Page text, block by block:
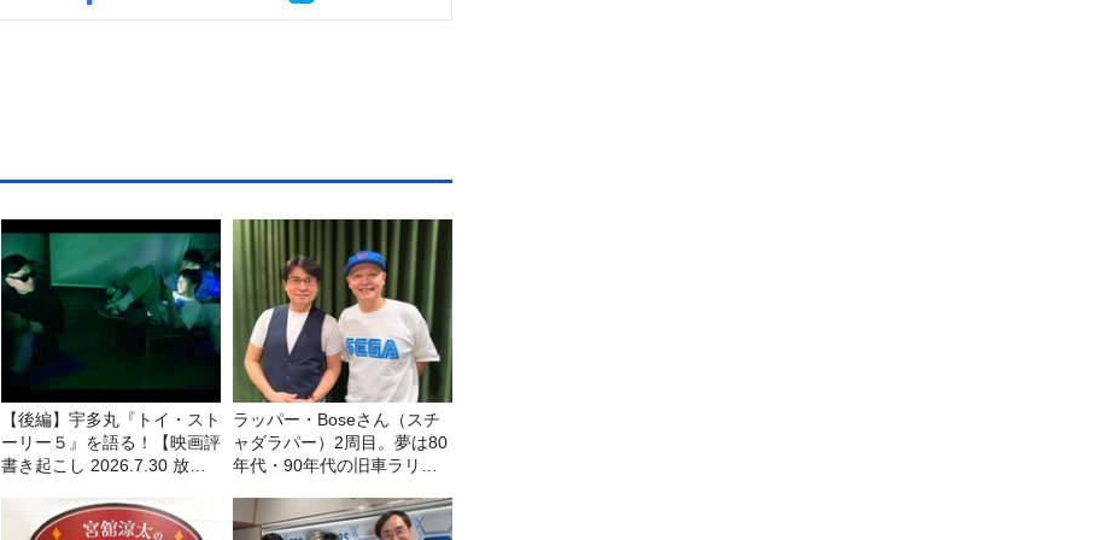
【後編】宇多丸『トイ・スト
ーリー５』を語る！【映画評
書き起こし 2026.7.30 放
ラッパー・Boseさん（スチ
ャダラパー）2周目。夢は80
年代・90年代の旧車ラリ